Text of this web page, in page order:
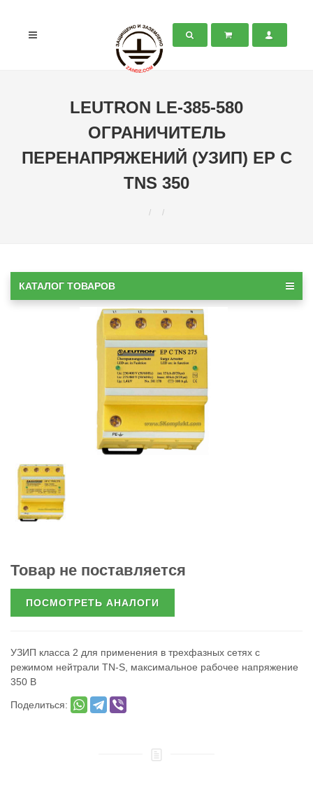
LEUTRON LE-385-580
ОГРАНИЧИТЕЛЬ
ПЕРЕНАПРЯЖЕНИЙ (УЗИП) EP C
TNS 350
КАТАЛОГ ТОВАРОВ
Товар не поставляется
ПОСМОТРЕТЬ АНАЛОГИ
УЗИП класса 2 для применения в трехфазных сетях с
режимом нейтрали TN-S, максимальное рабочее напряжение
350 В
Поделиться: